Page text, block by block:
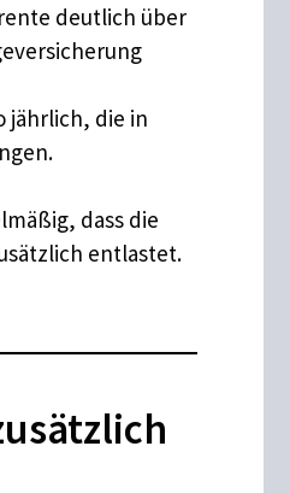
deutlich über
jährlich, die in
dass die
entlastet.